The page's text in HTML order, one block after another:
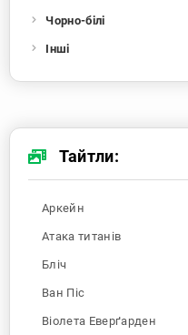
Чорно-білі
Інші
Тайтли:
Аркейн
Атака титанів
Бліч
Ван Піс
Віолета Еверґарден